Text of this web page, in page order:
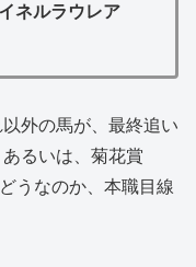
ネルラウレア
外の馬が、最終追い
るいは、菊花賞
うなのか、本職目線